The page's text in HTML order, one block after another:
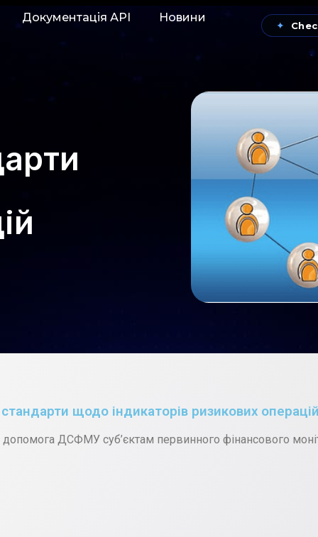
Документація АРІ Новини
✦
щодо індикаторів ризикових
допомога ДСФМУ суб’єктам первинного фінансового